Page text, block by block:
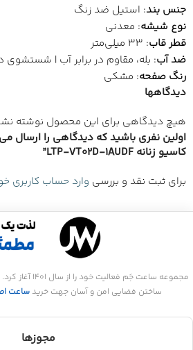
جنس بند: استیل ضد زنگ
نوع شیشه: معدنی
قطر قاب: 33 میلی‌متر
ضد آب: بله، مقاوم در برابر آب |
رنگ صفحه: مشکی
دیدگاهها
هیچ دیدگاهی برای این محصول نوشته
اولین نفری باشید که دیدگاهی را ارسال
کاسیو زنانه LTP-VT02D-1AUDF”
برای ثبت نقد و بررسی وارد حساب کاربری
مجموعه ساعت جَم
ساختن فضایی امن و آسان جهت خرید ساعت
مجوزها